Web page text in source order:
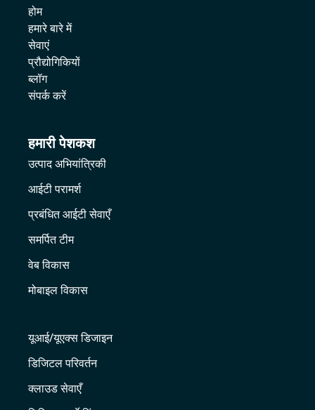
होम
हमारे बारे में
सेवाएं
प्रौद्योगिकियों
ब्लॉग
संपर्क करें
हमारी पेशकश
उत्पाद अभियांत्रिकी
आईटी परामर्श
प्रबंधित आईटी सेवाएँ
समर्पित टीम
वेब विकास
मोबाइल विकास
यूआई/यूएक्स डिजाइन
डिजिटल परिवर्तन
क्लाउड सेवाएँ